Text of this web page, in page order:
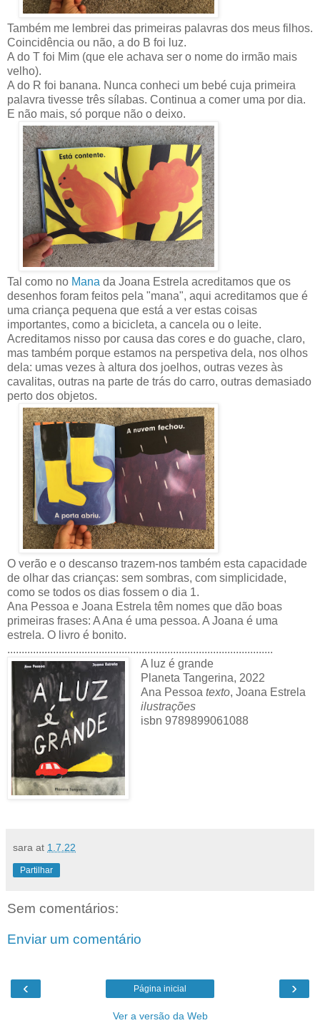
Também me lembrei das primeiras palavras dos meus filhos.
Coincidência ou não, a do B foi luz.
A do T foi Mim (que ele achava ser o nome do irmão mais
velho).
A do R foi banana. Nunca conheci um bebé cuja primeira
palavra tivesse três sílabas. Continua a comer uma por dia.
E não mais, só porque não o deixo.
Tal como no Mana da Joana Estrela acreditamos que os
desenhos foram feitos pela "mana", aqui acreditamos que é
uma criança pequena que está a ver estas coisas
importantes, como a bicicleta, a cancela ou o leite.
Acreditamos nisso por causa das cores e do guache, claro,
mas também porque estamos na perspetiva dela, nos olhos
dela: umas vezes à altura dos joelhos, outras vezes às
cavalitas, outras na parte de trás do carro, outras demasiado
perto dos objetos.
O verão e o descanso trazem-nos também esta capacidade
de olhar das crianças: sem sombras, com simplicidade,
como se todos os dias fossem o dia 1.
Ana Pessoa e Joana Estrela têm nomes que dão boas
primeiras frases: A Ana é uma pessoa. A Joana é uma
estrela. O livro é bonito.
.............................................................................................
A luz é grande
Planeta Tangerina, 2022
Ana Pessoa texto, Joana Estrela
ilustrações
isbn 9789899061088
sara at 1.7.22
Partilhar
Sem comentários:
Enviar um comentário
‹ ›
Página inicial
Ver a versão da Web